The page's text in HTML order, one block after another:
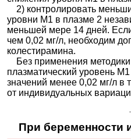
2) контролировать
уровни М1 в плазме 2
меньшей мере 14 дней.
чем 0,02 мг/л, необходим
колестирамина.
Без применения
плазматический уровень
значений менее 0,02 мг/л в
от индивидуальных
При беременности